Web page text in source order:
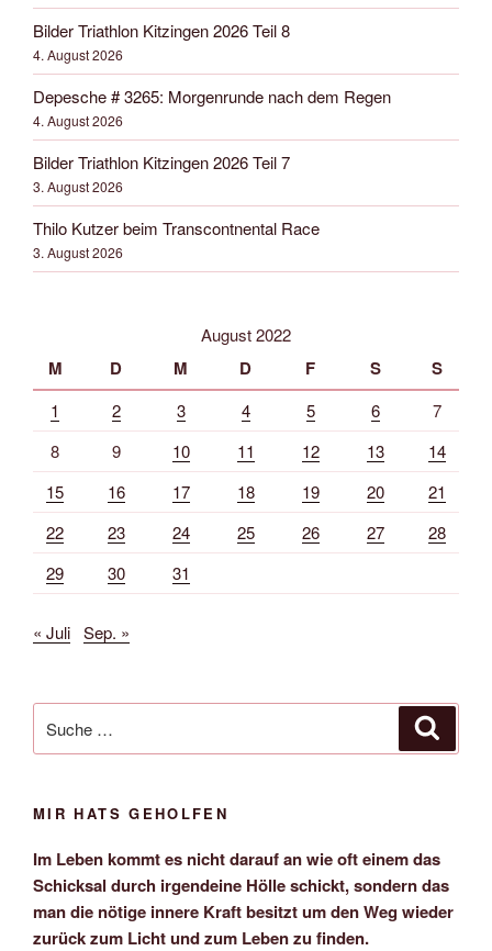
Bilder Triathlon Kitzingen 2026 Teil 8
4. August 2026
Depesche # 3265: Morgenrunde nach dem Regen
4. August 2026
Bilder Triathlon Kitzingen 2026 Teil 7
3. August 2026
Thilo Kutzer beim Transcontnental Race
3. August 2026
August 2022
M D M D F S S
1 2 3 4 5 6
7
8
9 10 11 12 13
14
15
16 17 18 19 20
21
22
23 24 25 26 27
28
29
30 31
« Juli Sep. »
nach:
MIR HATS GEHOLFEN
Im Leben kommt es nicht darauf an wie oft einem das
Schicksal durch irgendeine Hölle schickt, sondern das
man die nötige innere Kraft besitzt um den Weg wieder
zurück zum Licht und zum Leben zu finden.